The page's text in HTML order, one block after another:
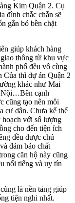
Kim Quận 2. Cụ
đình chắc chắn sẽ
gắn bó bền chặt
giúp khách hàng
thông từ khu vực
phố đều vô cùng
thì dự án Quận 2
khác như Mai
Nội…Bên cạnh
cũng tạo nên môi
cư dân. Chưa kể thế
với số lượng
cho đến tiện ích
đều được chú
đảm bảo chất
căn hộ này cũng
nổi tiếng và uy tín
là nền tảng giúp
tiện nghi nhất.